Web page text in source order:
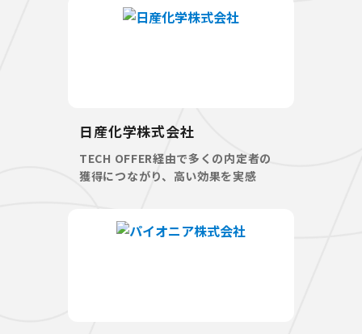
日産化学株式会社
TECH OFFER経由で多くの内定者の
獲得につながり、高い効果を実感